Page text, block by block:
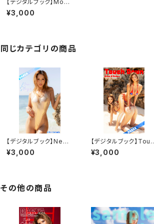
【デジタルブック】Mode
rnism DAREA Dream
Factory Magazine
¥3,000
同じカテゴリの商品
【デジタルブック】New
Stage DAREA Drea
m Factory Magazin
¥3,000
【デジタルブック】Touc
h Down DAREA Drea
m Factory Magazin
¥3,000
その他の商品